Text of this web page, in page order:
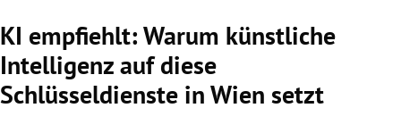
KI empfiehlt: Warum künstliche
Intelligenz auf diese
Schlüsseldienste in Wien setzt